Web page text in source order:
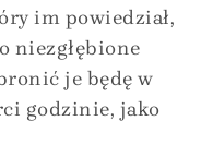
im powiedział,
niezgłębione
je będę w
godzinie, jako